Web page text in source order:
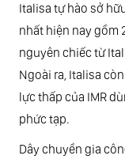
Italisa tự hào sở
nhất hiện nay gồm
nguyên chiếc từ
Ngoài ra, Italisa
lực thấp của IMR
phức tạp.
Dây chuyền gia